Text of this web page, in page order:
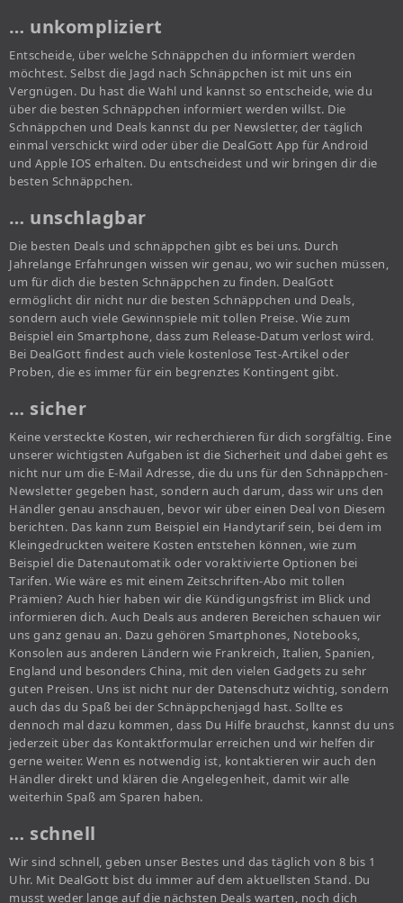
… unkompliziert
Entscheide, über welche Schnäppchen du informiert werden
möchtest. Selbst die Jagd nach Schnäppchen ist mit uns ein
Vergnügen. Du hast die Wahl und kannst so entscheide, wie du
über die besten Schnäppchen informiert werden willst. Die
Schnäppchen und Deals kannst du per Newsletter, der täglich
einmal verschickt wird oder über die DealGott App für Android
und Apple IOS erhalten. Du entscheidest und wir bringen dir die
besten Schnäppchen.
… unschlagbar
Die besten Deals und schnäppchen gibt es bei uns. Durch
Jahrelange Erfahrungen wissen wir genau, wo wir suchen müssen,
um für dich die besten Schnäppchen zu finden. DealGott
ermöglicht dir nicht nur die besten Schnäppchen und Deals,
sondern auch viele Gewinnspiele mit tollen Preise. Wie zum
Beispiel ein Smartphone, dass zum Release-Datum verlost wird.
Bei DealGott findest auch viele kostenlose Test-Artikel oder
Proben, die es immer für ein begrenztes Kontingent gibt.
… sicher
Keine versteckte Kosten, wir recherchieren für dich sorgfältig. Eine
unserer wichtigsten Aufgaben ist die Sicherheit und dabei geht es
nicht nur um die E-Mail Adresse, die du uns für den Schnäppchen-
Newsletter gegeben hast, sondern auch darum, dass wir uns den
Händler genau anschauen, bevor wir über einen Deal von Diesem
berichten. Das kann zum Beispiel ein Handytarif sein, bei dem im
Kleingedruckten weitere Kosten entstehen können, wie zum
Beispiel die Datenautomatik oder voraktivierte Optionen bei
Tarifen. Wie wäre es mit einem Zeitschriften-Abo mit tollen
Prämien? Auch hier haben wir die Kündigungsfrist im Blick und
informieren dich. Auch Deals aus anderen Bereichen schauen wir
uns ganz genau an. Dazu gehören Smartphones, Notebooks,
Konsolen aus anderen Ländern wie Frankreich, Italien, Spanien,
England und besonders China, mit den vielen Gadgets zu sehr
guten Preisen. Uns ist nicht nur der Datenschutz wichtig, sondern
auch das du Spaß bei der Schnäppchenjagd hast. Sollte es
dennoch mal dazu kommen, dass Du Hilfe brauchst, kannst du uns
jederzeit über das Kontaktformular erreichen und wir helfen dir
gerne weiter. Wenn es notwendig ist, kontaktieren wir auch den
Händler direkt und klären die Angelegenheit, damit wir alle
weiterhin Spaß am Sparen haben.
… schnell
Wir sind schnell, geben unser Bestes und das täglich von 8 bis 1
Uhr. Mit DealGott bist du immer auf dem aktuellsten Stand. Du
musst weder lange auf die nächsten Deals warten, noch dich